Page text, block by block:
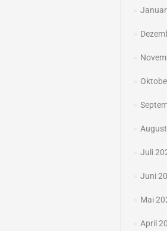
Juli
Juni
Mai
April